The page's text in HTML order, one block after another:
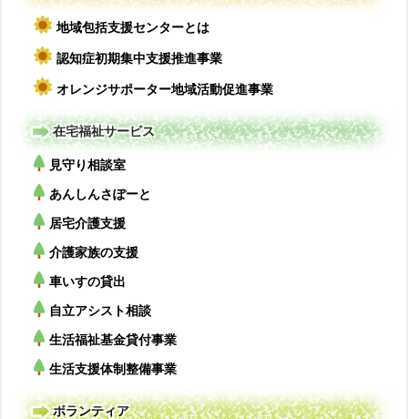
地域包括支援センターとは
認知症初期集中支援推進事業
オレンジサポーター地域活動促進事業
在宅福祉サービス
見守り相談室
あんしんさぽーと
居宅介護支援
介護家族の支援
車いすの貸出
自立アシスト相談
生活福祉基金貸付事業
生活支援体制整備事業
ボランティア